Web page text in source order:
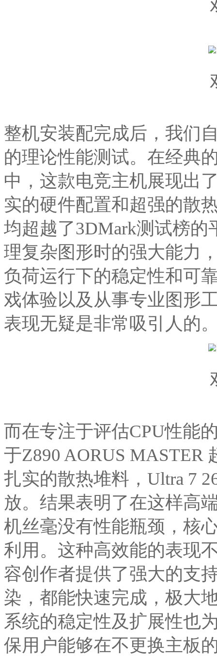
整机安装配完成后，我们
的理论性能测试。在经典
中，这款电竞主机展现出
实的硬件配置和超强的散
均超越了3DMark测试榜
理复杂图形时的强大能力
负荷运行下的稳定性和可
戏体验以及从事专业图形
表现无疑是非常吸引人的
而在专注于评估CPU性能
于Z890 AORUS MASTER
扎实的散热堆料，Ultra 7
放。结果表明了在这样高
机丝毫没有性能瓶颈，核
利用。这种高效能的表现
容创作者提供了强大的支
染，都能快速完成，极大
系统的稳定性及扩展性也
保用户能够在不更换主板